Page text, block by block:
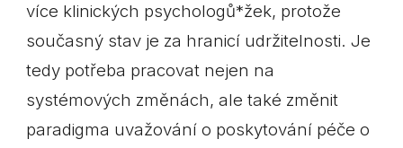
více klinických psychologů*žek, protože
současný stav je za hranicí udržitelnosti. Je
tedy potřeba pracovat nejen na
systémových změnách, ale také změnit
paradigma uvažování o poskytování péče o